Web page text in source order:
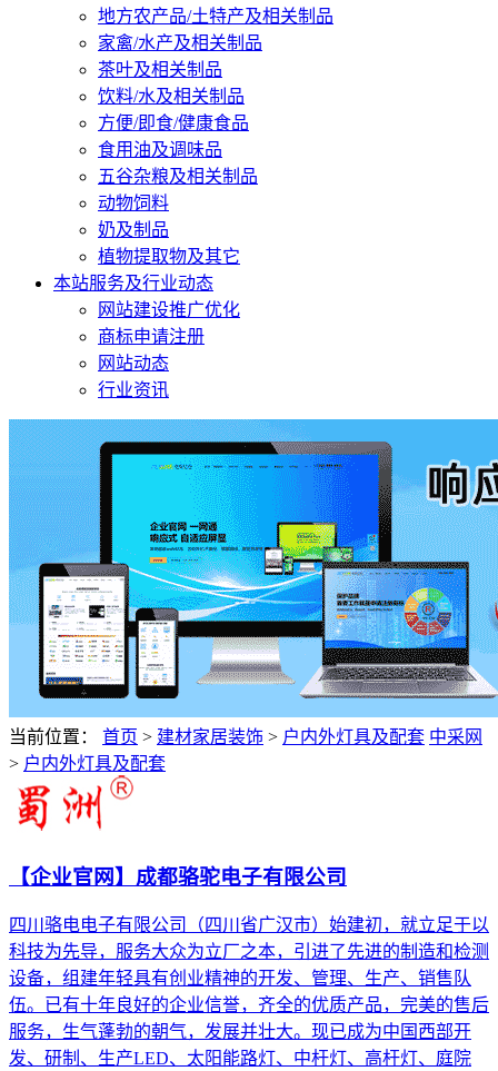
地方农产品/土特产及相关制品
家禽/水产及相关制品
茶叶及相关制品
饮料/水及相关制品
方便/即食/健康食品
食用油及调味品
五谷杂粮及相关制品
动物饲料
奶及制品
植物提取物及其它
本站服务及行业动态
网站建设推广优化
商标申请注册
网站动态
行业资讯
当前位置： 首页 > 建材家居装饰 > 户内外灯具及配套 中采网
> 户内外灯具及配套
【企业官网】成都骆驼电子有限公司
四川骆电电子有限公司（四川省广汉市）始建初，就立足于以
科技为先导，服务大众为立厂之本，引进了先进的制造和检测
设备，组建年轻具有创业精神的开发、管理、生产、销售队
伍。已有十年良好的企业信誉，齐全的优质产品，完美的售后
服务，生气蓬勃的朝气，发展并壮大。现已成为中国西部开
发、研制、生产LED、太阳能路灯、中杆灯、高杆灯、庭院